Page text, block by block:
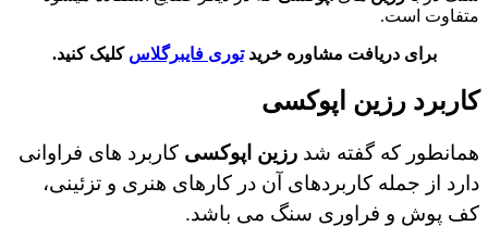
متفاوت است.
برای دریافت مشاوره خریدتوری فایبرگلاس کلیک کنید.
کاربرد رزین اپوکسی
همانطور که گفته شد رزین اپوکسی کاربرد های فراوانی
دارد از جمله کاربردهای آن در کارهای هنری و تزئینی،
کف پوش و فراوری سنگ می باشد.